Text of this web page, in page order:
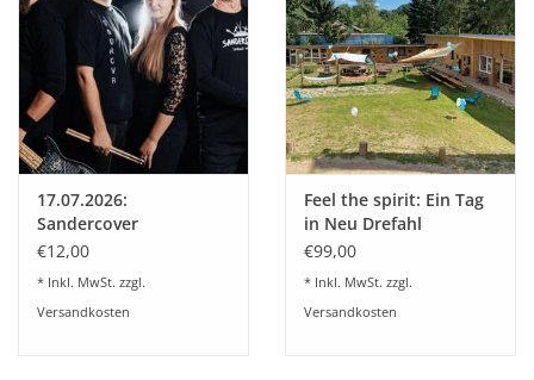
Veranstaltungen
17.07.2026:
Sandercover
€12,00
* Inkl. MwSt. zzgl.
Versandkosten
Feel the spirit: Ein Tag
in Neu Drefahl
€99,00
* Inkl. MwSt. zzgl.
Versandkosten